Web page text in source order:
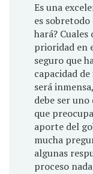
Es una
es
hará?
prioridad en
seguro que
capacidad
será
debe ser
que
aporte del
mucha
algunas
proceso